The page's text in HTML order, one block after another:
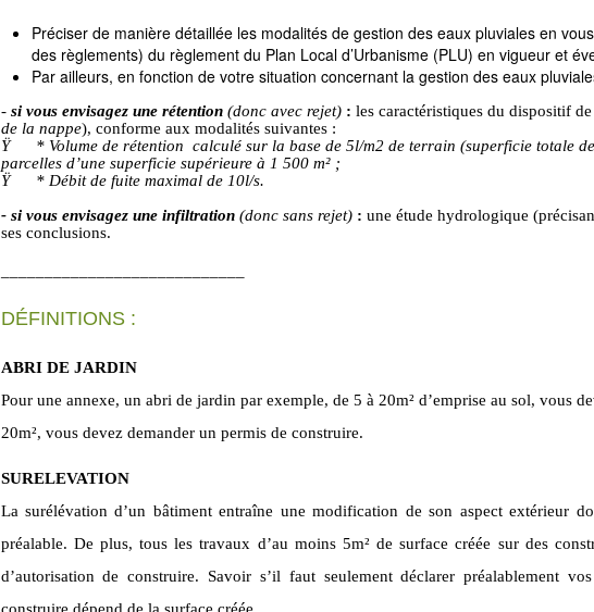
Préciser de manière détaillée les modalités de gestion des eaux pluviales en
des règlements) du règlement du Plan Local d’Urbanisme (PLU) en vigueur et
Par ailleurs, en fonction de votre situation concernant la gestion des eaux
- si vous envisagez une rétention (donc avec rejet): les caractéristiques du dispositif
de la nappe), conforme aux modalités suivantes :
Ÿ * Volume de rétention calculé sur la base de 5l/m2 de terrain (superficie totale
parcelles d’une superficie supérieure à 1 500 m² ;
Ÿ * Débit de fuite maximal de 10l/s.
- si vous envisagez une infiltration (donc sans rejet): une étude hydrologique
ses conclusions.
DÉFINITIONS :
ABRI DE JARDIN
Pour une annexe, un abri de jardin par exemple, de 5 à 20m² d’emprise au sol, vous
20m², vous devez demander un permis de construire.
SURELEVATION
La surélévation d’un bâtiment entraîne une modification de son aspect extérieur
préalable. De plus, tous les travaux d’au moins 5m² de surface créée sur des
d’autorisation de construire. Savoir s’il faut seulement déclarer préalablement
construire dépend de la surface créée.